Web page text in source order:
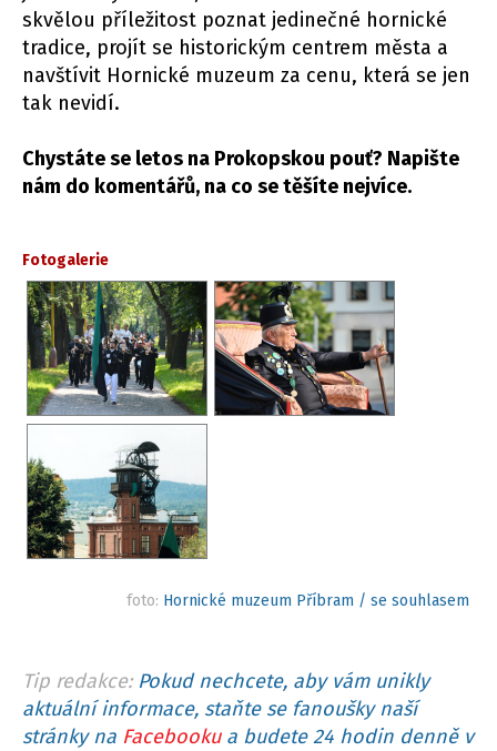
skvělou příležitost poznat jedinečné hornické
tradice, projít se historickým centrem města a
navštívit Hornické muzeum za cenu, která se jen
tak nevidí.
Chystáte se letos na Prokopskou pouť? Napište
nám do komentářů, na co se těšíte nejvíce.
Fotogalerie
foto: Hornické muzeum Příbram / se souhlasem
Tip redakce: Pokud nechcete, aby vám unikly
aktuální informace, staňte se fanoušky naší
stránky na Facebookua budete 24 hodin denně v